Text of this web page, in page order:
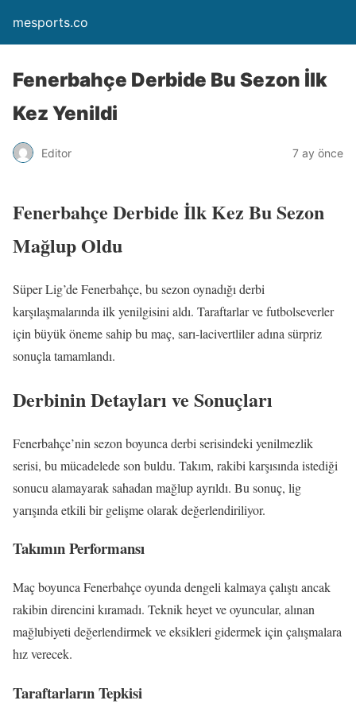
mesports.co
Fenerbahçe Derbide Bu Sezon İlk
Kez Yenildi
Editor 7 ay önce
Fenerbahçe Derbide İlk Kez Bu Sezon
Mağlup Oldu
Süper Lig’de Fenerbahçe, bu sezon oynadığı derbi
karşılaşmalarında ilk yenilgisini aldı. Taraftarlar ve futbolseverler
için büyük öneme sahip bu maç, sarı-lacivertliler adına sürpriz
sonuçla tamamlandı.
Derbinin Detayları ve Sonuçları
Fenerbahçe’nin sezon boyunca derbi serisindeki yenilmezlik
serisi, bu mücadelede son buldu. Takım, rakibi karşısında istediği
sonucu alamayarak sahadan mağlup ayrıldı. Bu sonuç, lig
yarışında etkili bir gelişme olarak değerlendiriliyor.
Takımın Performansı
Maç boyunca Fenerbahçe oyunda dengeli kalmaya çalıştı ancak
rakibin direncini kıramadı. Teknik heyet ve oyuncular, alınan
mağlubiyeti değerlendirmek ve eksikleri gidermek için çalışmalara
hız verecek.
Taraftarların Tepkisi